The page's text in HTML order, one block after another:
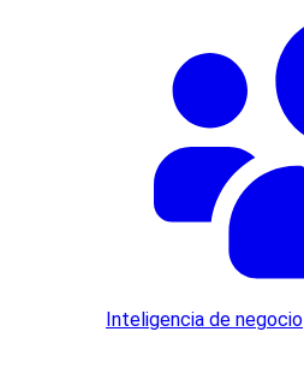
Inteligencia de negocio